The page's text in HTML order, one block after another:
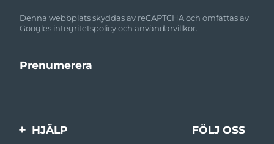
Denna webbplats skyddas av reCAPTCHA och omfattas av
Googles integritetspolicyochanvändarvillkor.
HJÄLP FÖLJ OSS